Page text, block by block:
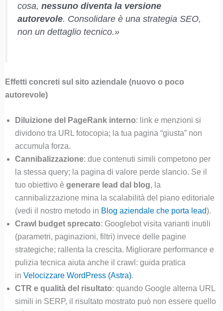
cosa, nessuno diventa la versione
autorevole. Consolidare è una strategia SEO,
non un dettaglio tecnico.»
Effetti concreti sul sito aziendale (nuovo o poco
autorevole)
Diluizione del PageRank interno: link e menzioni si
dividono tra URL fotocopia; la tua pagina “giusta” non
accumula forza.
Cannibalizzazione: due contenuti simili competono per
la stessa query; la pagina di valore perde slancio. Se il
tuo obiettivo è generare lead dal blog, la
cannibalizzazione mina la scalabilità del piano editoriale
(vedi il nostro metodo in Blog aziendale che porta lead).
Crawl budget sprecato: Googlebot visita varianti inutili
(parametri, paginazioni, filtri) invece delle pagine
strategiche; rallenta la crescita. Migliorare performance e
pulizia tecnica aiuta anche il crawl: guida pratica
in Velocizzare WordPress (Astra).
CTR e qualità del risultato: quando Google alterna URL
simili in SERP, il risultato mostrato può non essere quello